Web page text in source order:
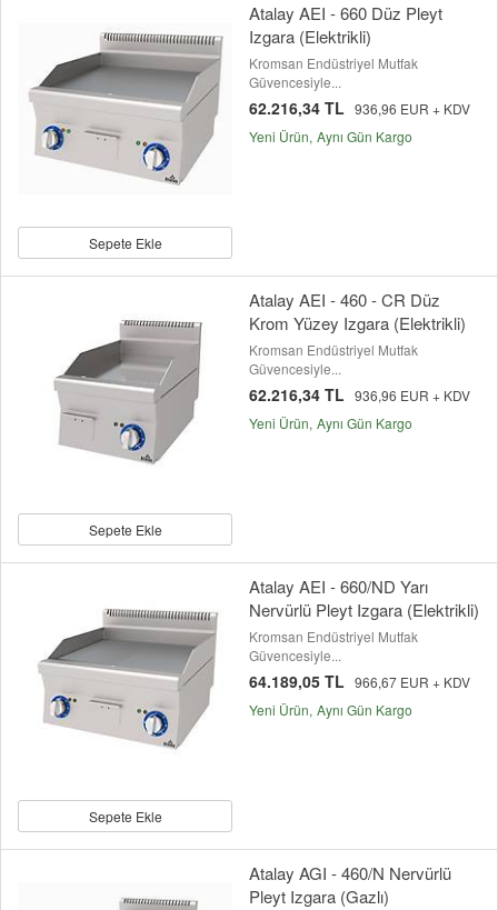
Sepete Ekle
Atalay AEI - 660 Düz Pleyt
Izgara (Elektrikli)
Kromsan Endüstriyel Mutfak
Güvencesiyle...
62.216,34 TL 936,96 EUR + KDV
Yeni Ürün Aynı Gün Kargo
Sepete Ekle
Atalay AEI - 460 - CR Düz
Krom Yüzey Izgara (Elektrikli)
Kromsan Endüstriyel Mutfak
Güvencesiyle...
62.216,34 TL 936,96 EUR + KDV
Yeni Ürün Aynı Gün Kargo
Sepete Ekle
Atalay AEI - 660/ND Yarı
Nervürlü Pleyt Izgara (Elektrikli)
Kromsan Endüstriyel Mutfak
Güvencesiyle...
64.189,05 TL 966,67 EUR + KDV
Yeni Ürün Aynı Gün Kargo
Atalay AGI - 460/N Nervürlü
Pleyt Izgara (Gazlı)